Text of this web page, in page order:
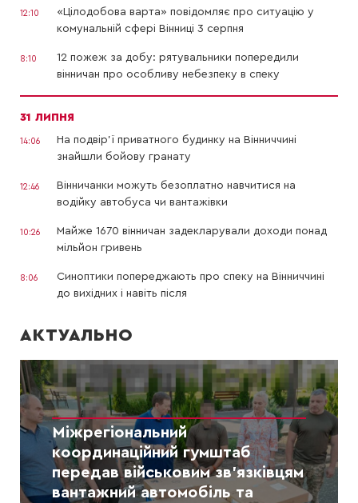
12:10
«Цілодобова варта» повідомляє про ситуацію у
комунальній сфері Вінниці 3 серпня
8:10
12 пожеж за добу: рятувальники попередили
вінничан про особливу небезпеку в спеку
31 ЛИПНЯ
14:06
На подвір’ї приватного будинку на Вінниччині
знайшли бойову гранату
12:46
Вінничанки можуть безоплатно навчитися на
водійку автобуса чи вантажівки
10:26
Майже 1670 вінничан задекларували доходи понад
мільйон гривень
8:06
Синоптики попереджають про спеку на Вінниччині
до вихідних і навіть після
АКТУАЛЬНО
Міжрегіональний
координаційний гумштаб
передав військовим зв’язківцям
вантажний автомобіль та